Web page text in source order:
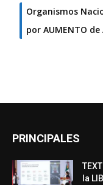
Organismos
por AUMENTO de
PRINCIPALES
la